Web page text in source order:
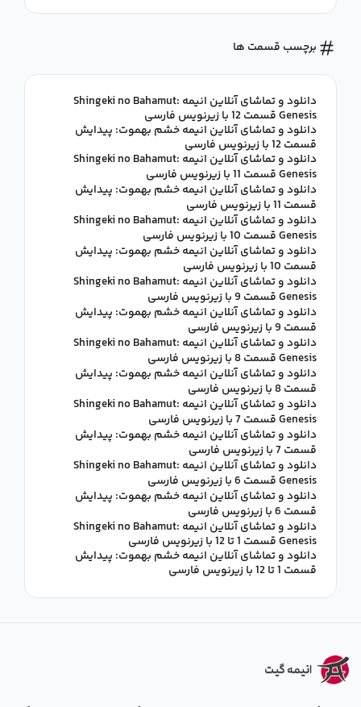
برچسب قسمت ها
دانلود و تماشای آنلاین انیمه Shingeki no Bahamut:
Genesis قسمت 12 با زیرنویس فارسی
دانلود و تماشای آنلاین انیمه خشم بهموت: پیدایش
قسمت 12 با زیرنویس فارسی
دانلود و تماشای آنلاین انیمه Shingeki no Bahamut:
Genesis قسمت 11 با زیرنویس فارسی
دانلود و تماشای آنلاین انیمه خشم بهموت: پیدایش
قسمت 11 با زیرنویس فارسی
دانلود و تماشای آنلاین انیمه Shingeki no Bahamut:
Genesis قسمت 10 با زیرنویس فارسی
دانلود و تماشای آنلاین انیمه خشم بهموت: پیدایش
قسمت 10 با زیرنویس فارسی
دانلود و تماشای آنلاین انیمه Shingeki no Bahamut:
Genesis قسمت 9 با زیرنویس فارسی
دانلود و تماشای آنلاین انیمه خشم بهموت: پیدایش
قسمت 9 با زیرنویس فارسی
دانلود و تماشای آنلاین انیمه Shingeki no Bahamut:
Genesis قسمت 8 با زیرنویس فارسی
دانلود و تماشای آنلاین انیمه خشم بهموت: پیدایش
قسمت 8 با زیرنویس فارسی
دانلود و تماشای آنلاین انیمه Shingeki no Bahamut:
Genesis قسمت 7 با زیرنویس فارسی
دانلود و تماشای آنلاین انیمه خشم بهموت: پیدایش
قسمت 7 با زیرنویس فارسی
دانلود و تماشای آنلاین انیمه Shingeki no Bahamut:
Genesis قسمت 6 با زیرنویس فارسی
دانلود و تماشای آنلاین انیمه خشم بهموت: پیدایش
قسمت 6 با زیرنویس فارسی
دانلود و تماشای آنلاین انیمه Shingeki no Bahamut:
Genesis قسمت 1 تا 12 با زیرنویس فارسی
دانلود و تماشای آنلاین انیمه خشم بهموت: پیدایش
قسمت 1 تا 12 با زیرنویس فارسی